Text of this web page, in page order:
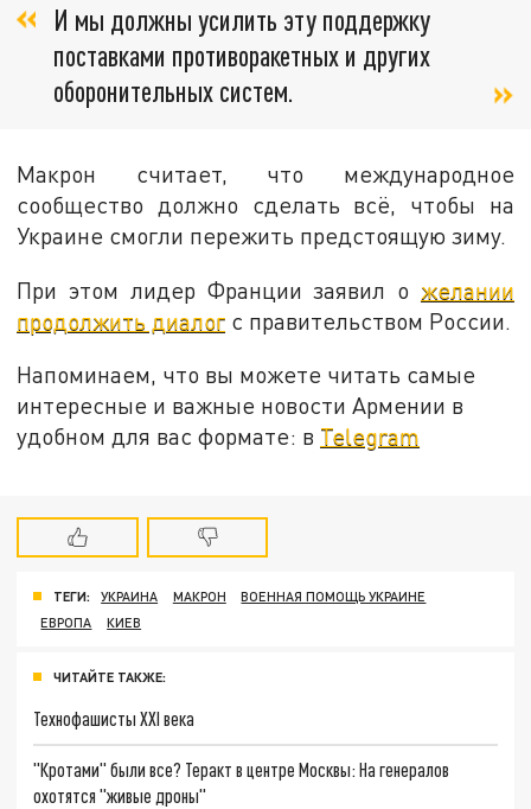
И мы должны усилить эту поддержку
поставками противоракетных и других
оборонительных систем.
Макрон считает, что международное
сообщество должно сделать всё, чтобы на
Украине смогли пережить предстоящую зиму.
При этом лидер Франции заявил о желании
продолжить диалог с правительством России.
Напоминаем, что вы можете читать самые
интересные и важные новости Армении в
удобном для вас формате: в Telegram
ТЕГИ: УКРАИНА МАКРОН
ВОЕННАЯ ПОМОЩЬ УКРАИНЕ
ЕВРОПА
КИЕВ
ЧИТАЙТЕ ТАКЖЕ:
Технофашисты XXI века
"Кротами" были все? Теракт в центре Москвы: На генералов
охотятся "живые дроны"